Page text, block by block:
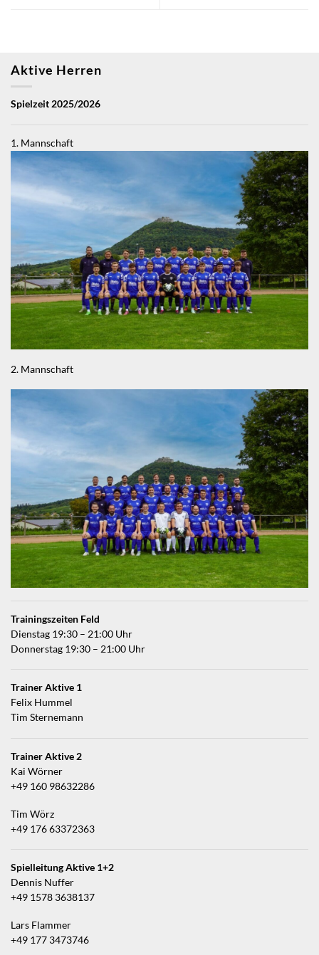
Aktive Herren
Spielzeit 2025/2026
1. Mannschaft
2. Mannschaft
Trainingszeiten Feld
Dienstag 19:30 – 21:00 Uhr
Donnerstag 19:30 – 21:00 Uhr
Trainer Aktive 1
Felix Hummel
Tim Sternemann
Trainer Aktive 2
Kai Wörner
+49 160 98632286
Tim Wörz
+49 176 63372363
Spielleitung Aktive 1+2
Dennis Nuffer
+49 1578 3638137
Lars Flammer
+49 177 3473746